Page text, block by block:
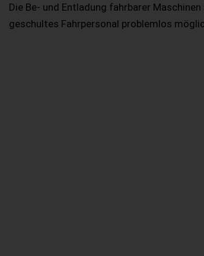
Die Be- und Entladung fahrbarer
geschultes Fahrpersonal problemlos